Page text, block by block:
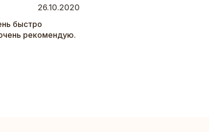
26.10.2020
быстро
рекомендую.